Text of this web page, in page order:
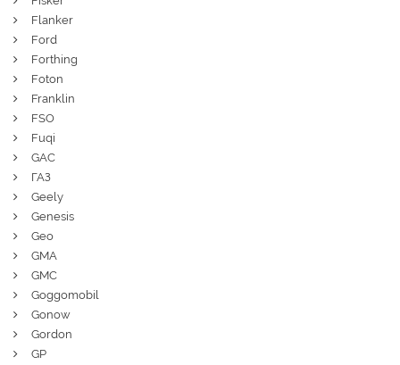
Flanker
Ford
Forthing
Foton
Franklin
FSO
Fuqi
GAC
ГАЗ
Geely
Genesis
Geo
GMA
GMC
Goggomobil
Gonow
Gordon
GP